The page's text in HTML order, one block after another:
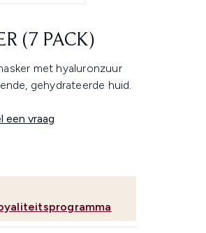
(7 PACK)
met hyaluronzuur
gehydrateerde huid.
een vraag